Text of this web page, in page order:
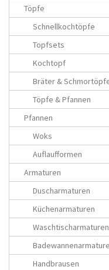
Töpfe
Schnellkochtöpfe
Topfsets
Kochtopf
Bräter &
Töpfe & Pfannen
Pfannen
Woks
Auflaufformen
Armaturen
Duscharmaturen
Küchenarmaturen
Waschtischarmaturen
Handbrausen